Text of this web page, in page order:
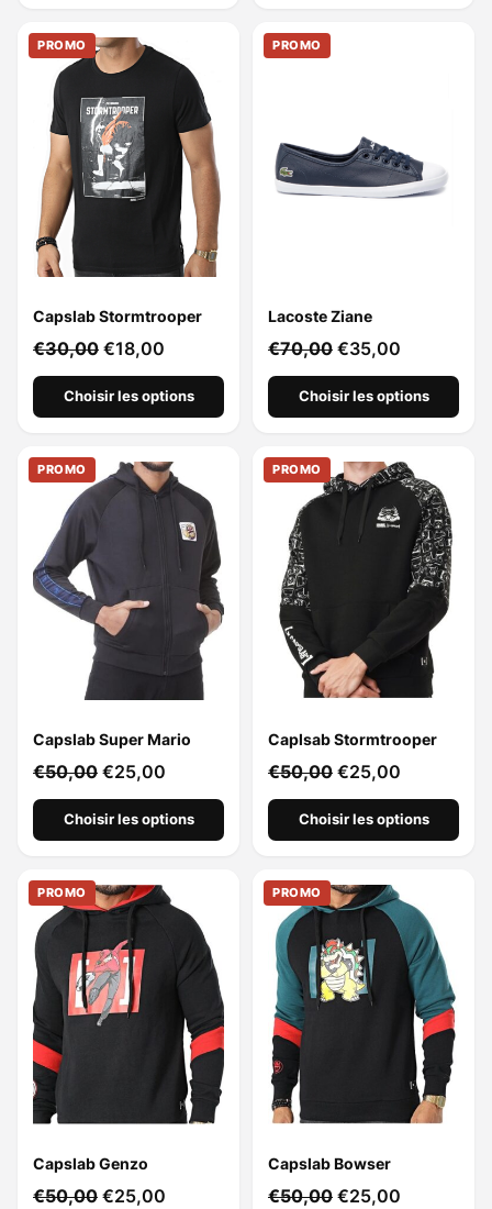
PROMO
Capslab Stormtrooper
€30,00 €18,00
Choisir les options
PROMO
Lacoste Ziane
€70,00 €35,00
Choisir les options
PROMO
Capslab Super Mario
€50,00 €25,00
Choisir les options
PROMO
Caplsab Stormtrooper
€50,00 €25,00
Choisir les options
PROMO
Capslab Genzo
€50,00 €25,00
PROMO
Capslab Bowser
€50,00 €25,00